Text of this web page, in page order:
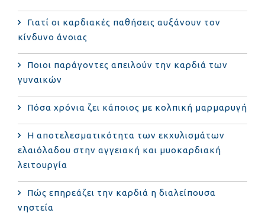
Γιατί οι καρδιακές παθήσεις αυξάνουν τον
κίνδυνο άνοιας
Ποιοι παράγοντες απειλούν την καρδιά των
γυναικών
Πόσα χρόνια ζει κάποιος με κολπική μαρμαρυγή
Η αποτελεσματικότητα των εκχυλισμάτων
ελαιόλαδου στην αγγειακή και μυοκαρδιακή
λειτουργία
Πώς επηρεάζει την καρδιά η διαλείπουσα
νηστεία